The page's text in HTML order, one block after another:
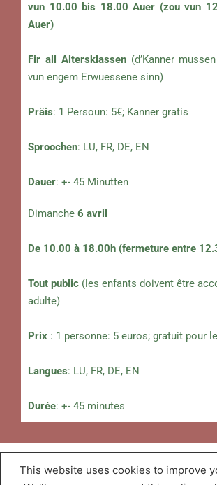
vun 10.00 bis 18.00 Auer (zou vun
Auer)
Fir all Altersklassen (d’Kanner
vun engem Erwuessene sinn)
Präis: 1 Persoun: 5€; Kanner gratis
Sproochen: LU, FR, DE, EN
Dauer: +- 45 Minutten
Dimanche 6 avril
De 10.00 à 18.00h (fermeture entre
Tout public (les enfants doivent être
adulte)
Prix : 1 personne: 5 euros; gratuit pour
Langues: LU, FR, DE, EN
Durée: +- 45 minutes
Musée « A Possen », Proudly
This website uses cookies to improve